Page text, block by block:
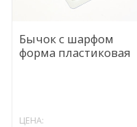
Бычок с шарфом
форма пластиковая
ЦЕНА: